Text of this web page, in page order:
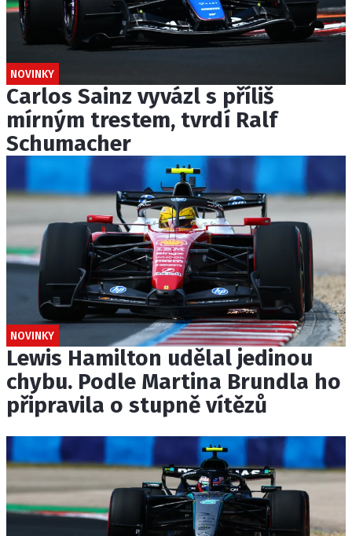
NOVINKY
Carlos Sainz vyvázl s příliš
mírným trestem, tvrdí Ralf
Schumacher
NOVINKY
Lewis Hamilton udělal jedinou
chybu. Podle Martina Brundla ho
připravila o stupně vítězů